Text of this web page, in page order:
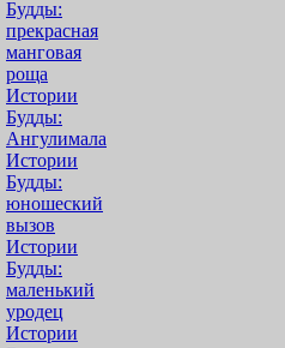
Будды:
прекрасная
манговая
роща
Истории
Будды:
Ангулимала
Истории
Будды:
юношеский
вызов
Истории
Будды:
маленький
уродец
Истории